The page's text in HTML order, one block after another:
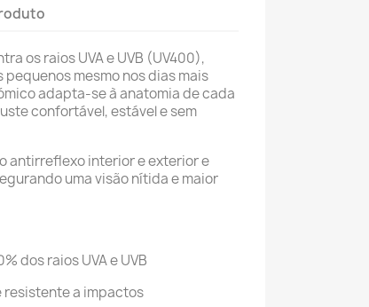
os raios UVA e UVB (UV400),
mesmo nos dias mais
adapta-se à anatomia de cada
confortável, estável e sem
antirreflexo interior e exterior e
uma visão nítida e maior
dos raios UVA e UVB
resistente a impactos